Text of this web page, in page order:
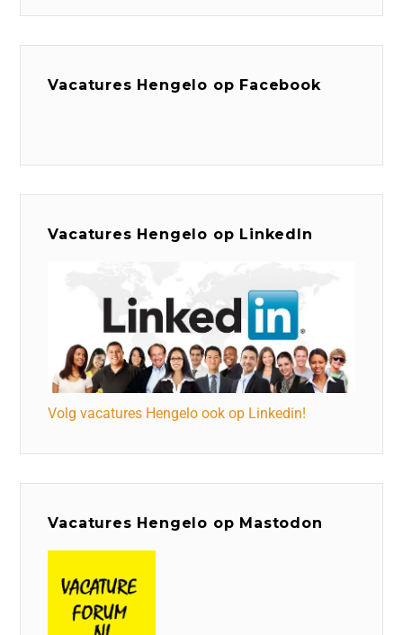
Vacatures Hengelo op Facebook
Vacatures Hengelo op LinkedIn
Volg vacatures Hengelo ook op Linkedin!
Vacatures Hengelo op Mastodon